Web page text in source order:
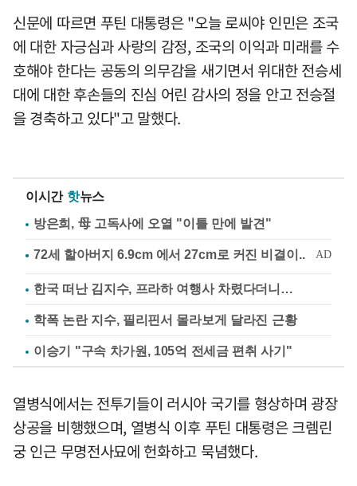
신문에 따르면 푸틴 대통령은 "오늘 로씨야 인민은 조국
에 대한 자긍심과 사랑의 감정, 조국의 이익과 미래를 수
호해야 한다는 공동의 의무감을 새기면서 위대한 전승세
대에 대한 후손들의 진심 어린 감사의 정을 안고 전승절
을 경축하고 있다"고 말했다.
이시간 핫뉴스
방은희, 母 고독사에 오열 "이틀 만에 발견"
한국 떠난 김지수, 프라하 여행사 차렸다더니…
학폭 논란 지수, 필리핀서 몰라보게 달라진 근황
이승기 "구속 차가원, 105억 전세금 편취 사기"
열병식에서는 전투기들이 러시아 국기를 형상하며 광장
상공을 비행했으며, 열병식 이후 푸틴 대통령은 크렘린
궁 인근 무명전사묘에 헌화하고 묵념했다.